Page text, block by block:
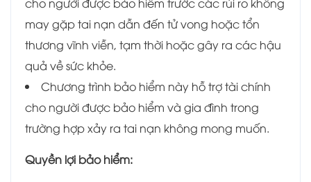
may gặp tai nạn dẫn đến tử vong hoặc tổn
thương vĩnh viễn, tạm thời hoặc gây ra các hậu
quả về sức khỏe.
Chương trình bảo hiểm này hỗ trợ tài chính
cho người được bảo hiểm và gia đình trong
trường hợp xảy ra tai nạn không mong muốn.
Quyền lợi bảo hiểm: